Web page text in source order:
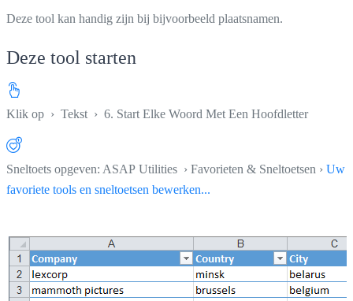
Deze tool kan handig zijn bij bijvoorbeeld plaatsnamen.
Deze tool starten
Klik op › Tekst › 6. Start Elke Woord Met Een Hoofdletter
Sneltoets opgeven: ASAP Utilities › Favorieten & Sneltoetsen › Uw
favoriete tools en sneltoetsen bewerken...